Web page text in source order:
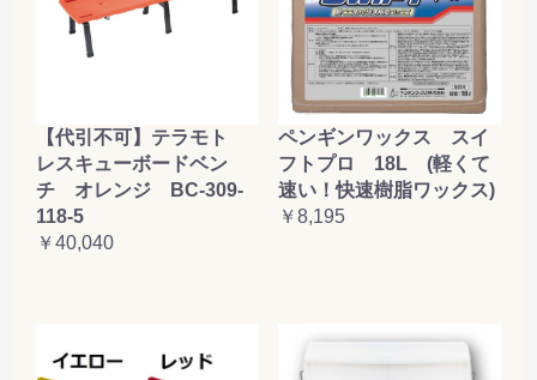
【代引不可】テラモト
レスキューボードベン
チ オレンジ BC-309-
118-5
￥40,040
ペンギンワックス スイ
フトプロ 18L (軽くて
速い！快速樹脂ワックス)
￥8,195